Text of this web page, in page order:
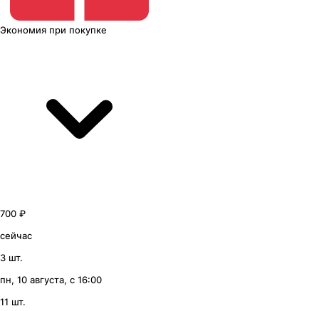
Экономия при покупке
700 ₽
сейчас
3 шт.
пн, 10 августа, с 16:00
11 шт.